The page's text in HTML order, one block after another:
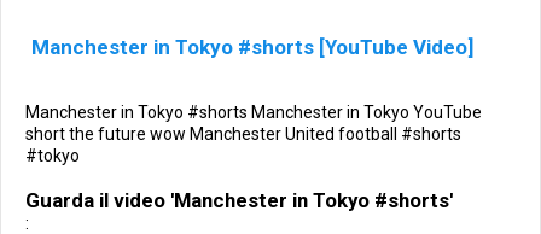
Manchester in Tokyo #shorts [YouTube Video]
Manchester in Tokyo #shorts Manchester in Tokyo YouTube
short the future wow Manchester United football #shorts
#tokyo
Guarda il video 'Manchester in Tokyo #shorts'
: